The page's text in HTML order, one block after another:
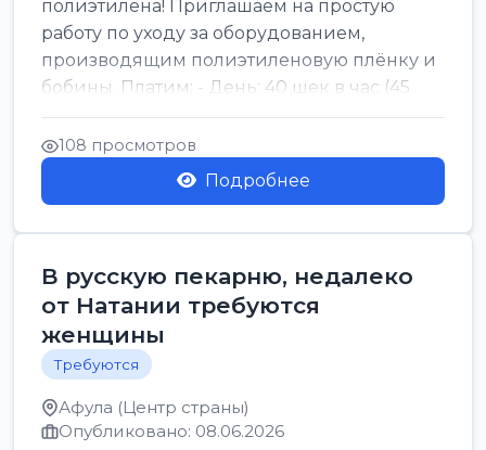
полиэтилена! Приглашаем на простую
работу по уходу за оборудованием,
производящим полиэтиленовую плёнку и
бобины. Платим: - День: 40 шек в час (45
для синих бумаг и виз) -...
108 просмотров
Подробнее
В русскую пекарню, недалеко
от Натании требуются
женщины
Требуются
Афула (Центр страны)
Опубликовано: 08.06.2026